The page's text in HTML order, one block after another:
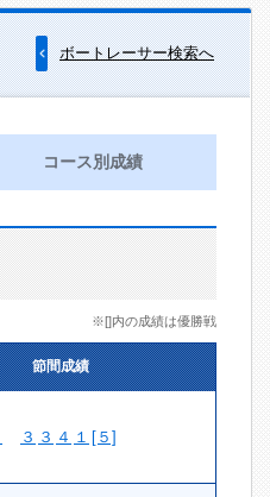
ボートレーサー検索へ
コース別成績
※[]内の成績は優勝戦
節間成績
３ ３ ４ １ [５]